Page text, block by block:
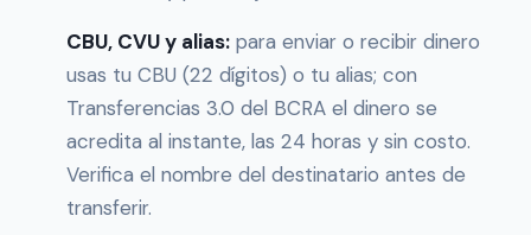
CBU, CVU y alias: para enviar o recibir dinero
usas tu CBU (22 dígitos) o tu alias; con
Transferencias 3.0 del BCRA el dinero se
acredita al instante, las 24 horas y sin costo.
Verifica el nombre del destinatario antes de
transferir.